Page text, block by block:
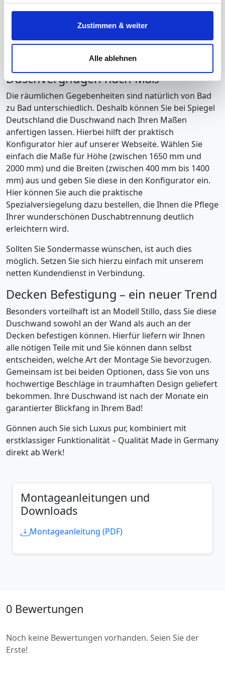
Sie in die Verarbeitung Ihrer personenbezogenen Daten
zu den genannten Zwecken ein.
den Widerruf der Einwilligung wird die vorherige
Impressum
Zustimmen & weiter
Alle ablehnen
kombiniert, die Sie selbstverständlich ebenfalls in
unserem gutsortierten Online Shop finden.
Duschwand Malou Top Fix –
Duschvergnügen nach Maß
Die räumlichen Gegebenheiten sind natürlich von Bad
zu Bad unterschiedlich. Deshalb können Sie bei Spiegel
Deutschland die Duschwand nach Ihren Maßen
anfertigen lassen. Hierbei hilft der praktisch
Konfigurator hier auf unserer Webseite. Wählen Sie
einfach die Maße für Höhe (zwischen 1650 mm und
2000 mm) und die Breiten (zwischen 400 mm bis 1400
mm) aus und geben Sie diese in den Konfigurator ein.
Hier können Sie auch die praktische
Spezialversiegelung dazu bestellen, die Ihnen die Pflege
Ihrer wunderschönen Duschabtrennung deutlich
erleichtern wird.
Sollten Sie Sondermasse wünschen, ist auch dies
möglich. Setzen Sie sich hierzu einfach mit unserem
netten Kundendienst in Verbindung.
Decken Befestigung – ein neuer Trend
Besonders vorteilhaft ist an Modell Stillo, dass Sie diese
Duschwand sowohl an der Wand als auch an der
Decken befestigen können. Hierfür liefern wir Ihnen
alle nötigen Teile mit und Sie können dann selbst
entscheiden, welche Art der Montage Sie bevorzugen.
Gemeinsam ist bei beiden Optionen, dass Sie von uns
hochwertige Beschläge in traumhaften Design geliefert
bekommen. Ihre Duschwand ist nach der Monate ein
garantierter Blickfang in Ihrem Bad!
Gönnen auch Sie sich Luxus pur, kombiniert mit
erstklassiger Funktionalität – Qualität Made in Germany
direkt ab Werk!
Montageanleitungen und
Downloads
Montageanleitung (PDF)
0 Bewertungen
Noch keine Bewertungen vorhanden. Seien Sie der
Erste!